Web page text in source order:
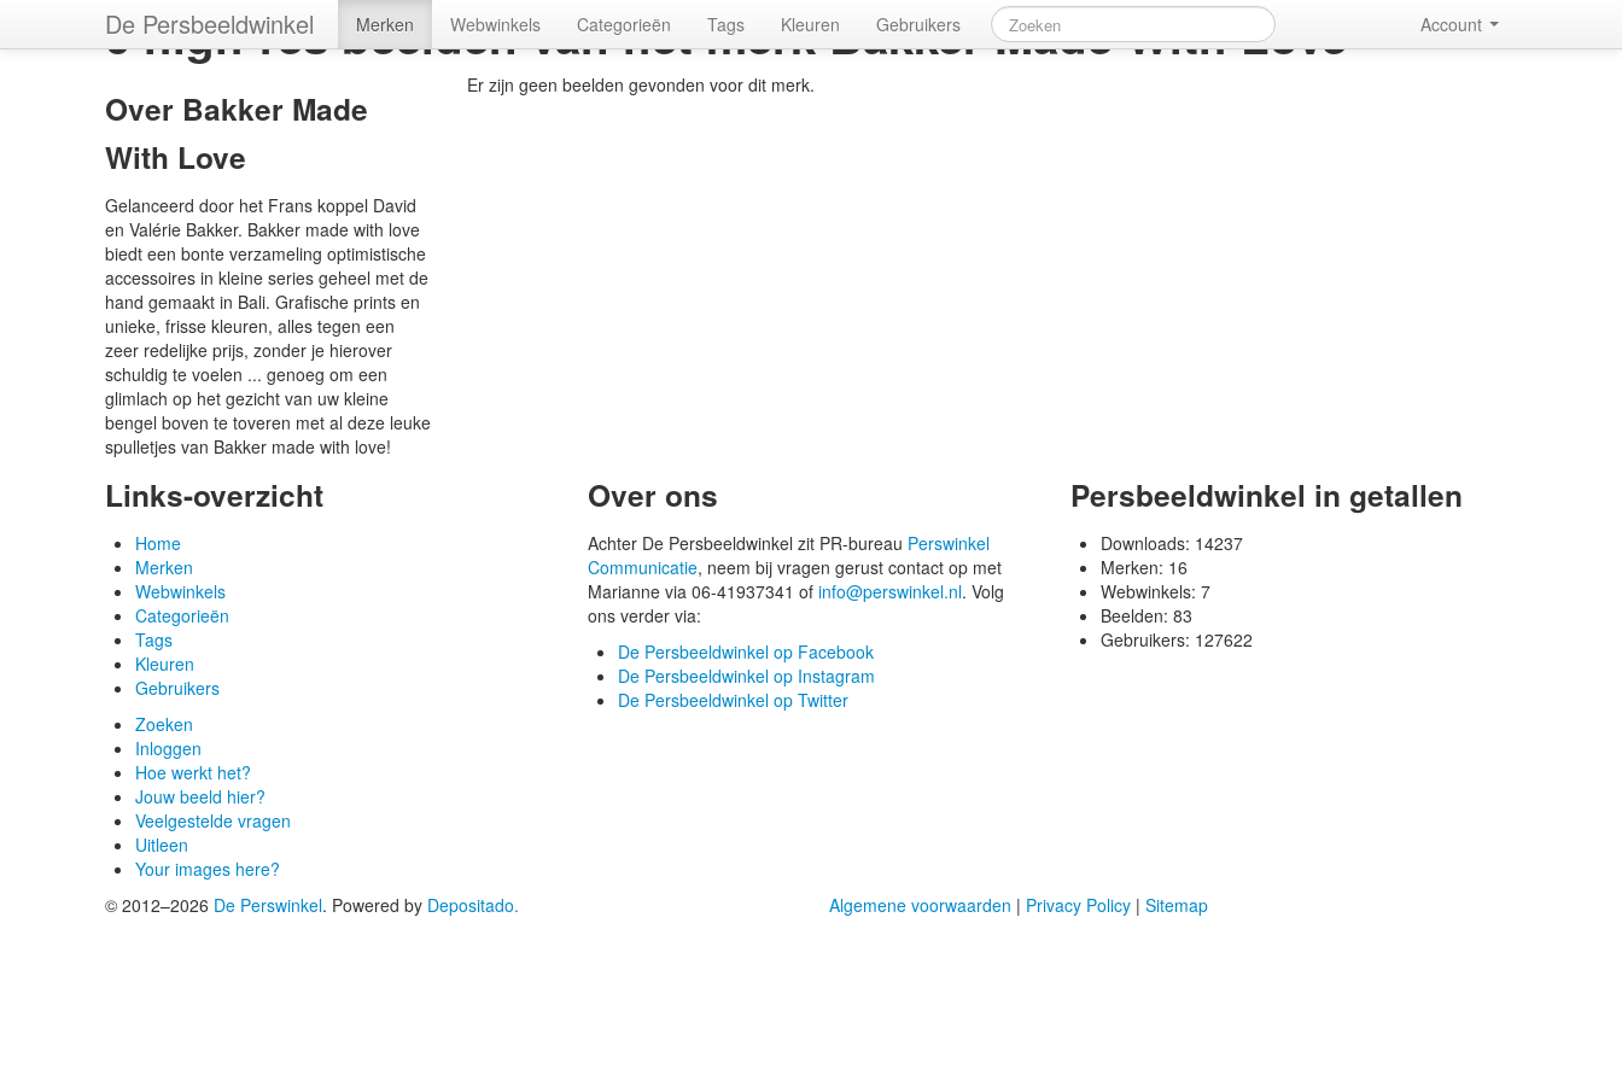
De Persbeeldwinkel Merken Webwinkels Categorieën Tags Kleuren Gebruikers Account
0 high-res beelden van het merkBakker Made With Love
Over Bakker Made
With Love
Gelanceerd door het Frans koppel David
en Valérie Bakker. Bakker made with love
biedt een bonte verzameling optimistische
accessoires in kleine series geheel met de
hand gemaakt in Bali. Grafische prints en
unieke, frisse kleuren, alles tegen een
zeer redelijke prijs, zonder je hierover
schuldig te voelen ... genoeg om een
glimlach op het gezicht van uw kleine
bengel boven te toveren met al deze leuke
spulletjes van Bakker made with love!
Er zijn geen beelden gevonden voor dit merk.
Links-overzicht
Home
Merken
Webwinkels
Categorieën
Tags
Kleuren
Gebruikers
Zoeken
Inloggen
Hoe werkt het?
Jouw beeld hier?
Veelgestelde vragen
Uitleen
Your images here?
Over ons
Achter De Persbeeldwinkel zit PR-bureau Perswinkel
Communicatie, neem bij vragen gerust contact op met
Marianne via 06-41937341 of info@perswinkel.nl. Volg
ons verder via:
De Persbeeldwinkel op Facebook
De Persbeeldwinkel op Instagram
De Persbeeldwinkel op Twitter
Persbeeldwinkel in getallen
Downloads: 14237
Merken: 16
Webwinkels: 7
Beelden: 83
Gebruikers: 127622
© 2012–2026 De Perswinkel. Powered by Depositado. Algemene voorwaarden | Privacy Policy | Sitemap